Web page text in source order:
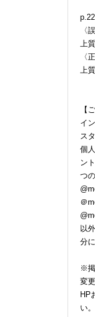
p.22
〈
上
〈
上
【
イ
ス
個
ン
つ
＠
以
分
※掲
変
HP
い。